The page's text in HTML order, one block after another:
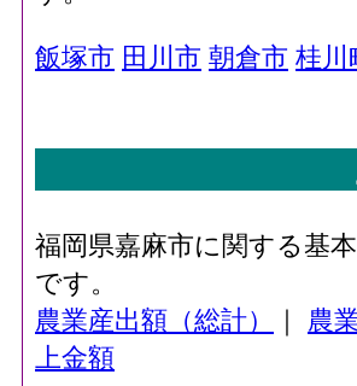
飯塚市 田川市 朝倉市 桂川
福岡県嘉麻市に関する基
です。
農業産出額（総計）
｜ 農
上金額